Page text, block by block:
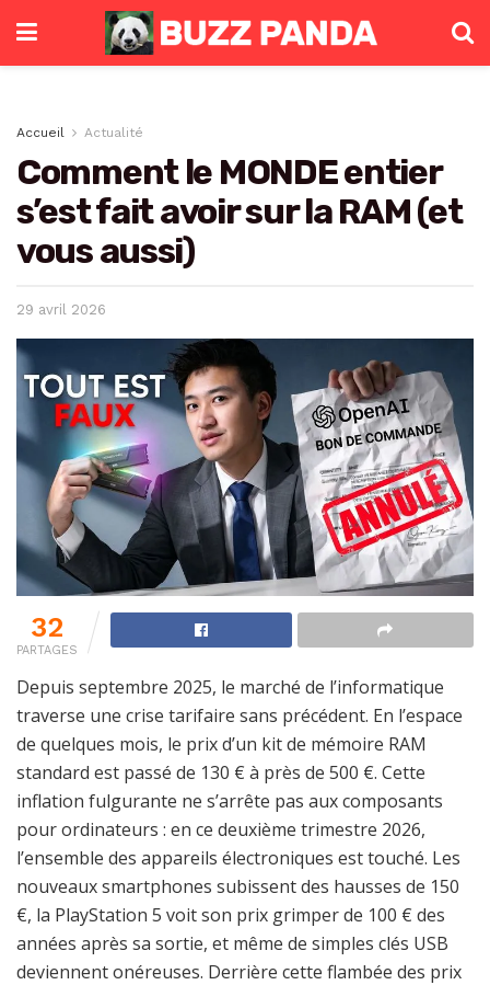
Accueil Actualité
Comment le MONDE entier
s’est fait avoir sur la RAM (et
vous aussi)
29 avril 2026
32
PARTAGES
Depuis septembre 2025, le marché de l’informatique
traverse une crise tarifaire sans précédent. En l’espace
de quelques mois, le prix d’un kit de mémoire RAM
standard est passé de 130 € à près de 500 €. Cette
inflation fulgurante ne s’arrête pas aux composants
pour ordinateurs : en ce deuxième trimestre 2026,
l’ensemble des appareils électroniques est touché. Les
nouveaux smartphones subissent des hausses de 150
€, la PlayStation 5 voit son prix grimper de 100 € des
années après sa sortie, et même de simples clés USB
deviennent onéreuses. Derrière cette flambée des prix